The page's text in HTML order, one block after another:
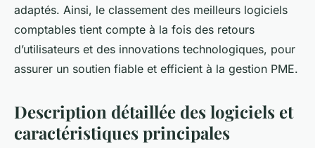
adaptés. Ainsi, le classement des meilleurs logiciels
comptables tient compte à la fois des retours
d’utilisateurs et des innovations technologiques, pour
assurer un soutien fiable et efficient à la gestion PME.
Description détaillée des logiciels et
caractéristiques principales